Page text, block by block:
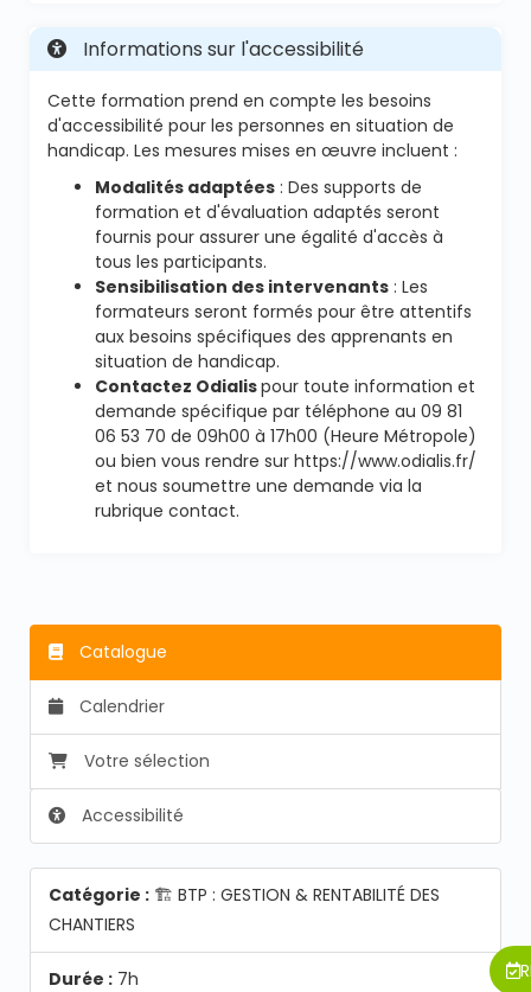
Informations sur l'accessibilité
Cette formation prend en compte les besoins
d'accessibilité pour les personnes en situation de
handicap. Les mesures mises en œuvre incluent :
Modalités adaptées : Des supports de
formation et d'évaluation adaptés seront
fournis pour assurer une égalité d'accès à
tous les participants.
Sensibilisation des intervenants : Les
formateurs seront formés pour être attentifs
aux besoins spécifiques des apprenants en
situation de handicap.
Contactez Odialispour toute information et
demande spécifique par téléphone au 09 81
06 53 70 de 09h00 à 17h00 (Heure Métropole)
ou bien vous rendre sur https://www.odialis.fr/
et nous soumettre une demande via la
rubrique contact.
Catalogue
Calendrier
Votre sélection
Accessibilité
Catégorie : 🏗️ BTP : GESTION & RENTABILITÉ DES
CHANTIERS
Durée : 7h